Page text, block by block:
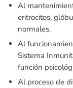
Al
eritrocitos,
normales.
Al
Sistema
función
Al proceso de